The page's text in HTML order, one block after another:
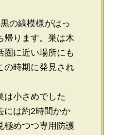
の縞模様がはっ
帰ります。巣は木
圏に近い場所にも
の時期に発見され
は小さめでした
には約2時間かか
極めつつ専用防護